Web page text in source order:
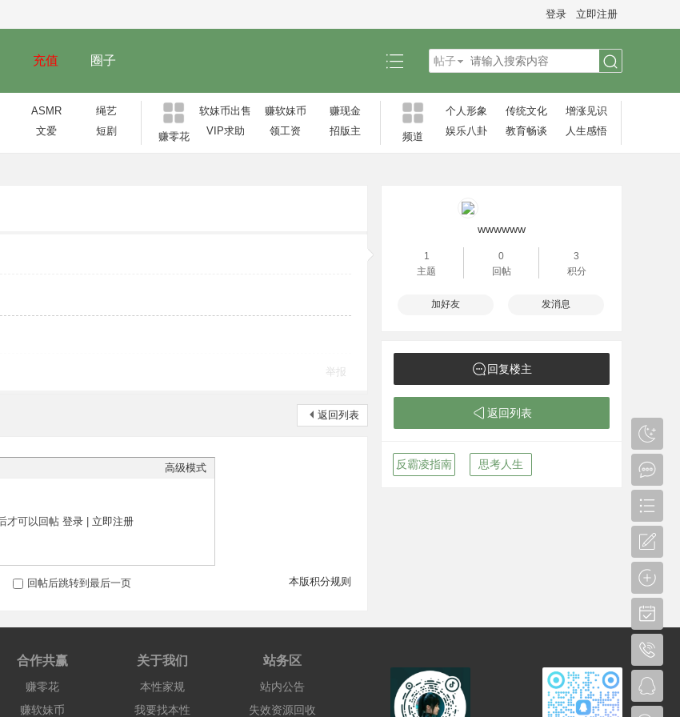
登录 立即注册
充值 圈子 帖子
ASMR
绳艺
文爱 短剧 赚零花
软妹币出售 赚软妹币
赚现金
VIP求助
领工资 招版主 频道
个人形象 传统文化
增涨见识‌
娱乐八卦
教育畅谈 人生感悟
举报
返回列表
高级模式
才可以回帖 登录| 立即注册
本版积分规则
回帖后跳转到最后一页
wwwwww
1
主题
0
回帖
3
积分
加好友 发消息
回复楼主
返回列表
反霸凌指南 思考人生
合作共赢
赚零花
赚软妹币
关于我们
本性家规
我要找本性
站务区
站内公告
失效资源回收